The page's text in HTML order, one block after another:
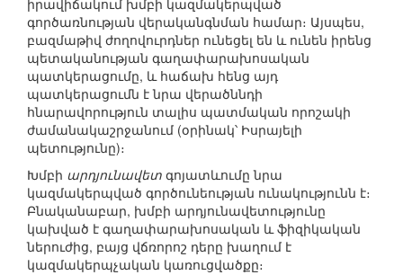
իրավիճակում խմբի կազմակերպված
գործառնության վերականգնման համար։ Այսպես,
բազմաթիվ ժողովուրդներ ունեցել են և ունեն իրենց
պետականության գաղափարախոսական
պատկերացումը, և հաճախ հենց այդ
պատկերացումն է նրա վերածննդի
հնարավորություն տալիս պատմական որոշակի
ժամանակաշրջանում (օրինակ՝ Իսրայելի
պետությունը)։
Խմբի արդյունավետ գոյատևումը նրա
կազմակերպված գործունեության ունակությունն է։
Բնականաբար, խմբի արդյունավետությունը
կախված է գաղափարախոսական և ֆիզիկական
ներուժից, բայց վճռորոշ դերը խաղում է
կազմակերպչական կառուցվածքը։